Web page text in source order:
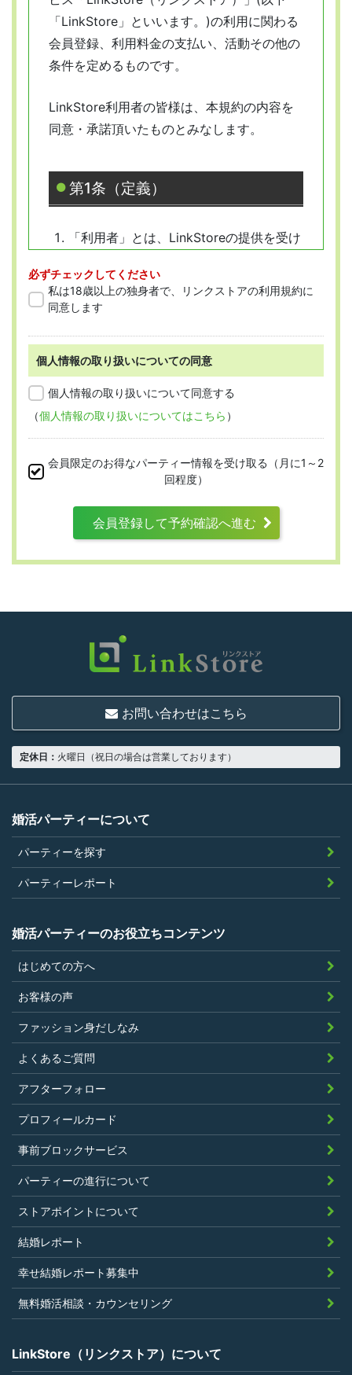
「LinkStore」といいます。)の利用に関わる
会員登録、利用料金の支払い、活動その他の
条件を定めるものです。
LinkStore利用者の皆様は、本規約の内容を
同意・承諾頂いたものとみなします。
第1条（定義）
「利用者」とは、LinkStoreの提供を受け
「会員」とは、本規約に従って会員登録
をした人を指します。
第2条 （適用範囲）
本規約は、すべての会員に適用され、登録手
ります。
第3条 （利用資格）
いものとします。
18歳以上の独身者であること
男性は収入があること
当社の指定する環境でサービスを利用で
当社が企画するパーティープランに設定
されている年齢条件にあてはまっている
こと。
参加条件があり証明書が必要なパーティ
ーは、その条件にあてはまっており且つ
弊社が希望する証明書を持参できるこ
過去に、当社運営サービスにおいて、不
正行為、ストーカー行為、クレジットカ
ードの不正利用その他問題のある行為を
したことがないこと
暴力団等の反社会的勢力の関係者でな
く、また、法令違反あるいは公序良俗違
反行為等反社会的活動を行ったことがな
いこと
当社の独自の裁量によりLinkStoreの運営
上問題があると判断されたことがないこ
と
過去に会員登録を抹消されたり、利用停
止処分を受けたことがないこと
当社の提供するサービスと同一または類
似のサービスを提供することを業とする
法人または個人若しくはそれらの従業者
でないこと
必ずチェックしてください
私は18歳以上の独身者で、リンクストアの利用規約に
同意します
個人情報の取り扱いについての同意
個人情報の取り扱いについて同意する
（個人情報の取り扱いについてはこちら ）
会員限定のお得なパーティー情報を受け取る（月に1～2
回程度）
会員登録して予約確認へ進む
お問い合わせはこちら
定休日： 火曜日（祝日の場合は営業しております）
婚活パーティーについて
パーティーを探す
パーティーレポート
婚活パーティーのお役立ちコンテンツ
はじめての方へ
お客様の声
ファッション身だしなみ
よくあるご質問
アフターフォロー
プロフィールカード
事前ブロックサービス
パーティーの進行について
ストアポイントについて
結婚レポート
幸せ結婚レポート募集中
無料婚活相談・カウンセリング
LinkStore（リンクストア）について